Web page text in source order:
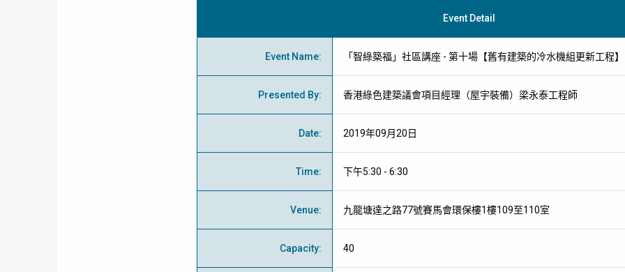
Event Detail
Event Name: 「智綠築福」社區講座 - 第十場【舊有建築的冷水機組更新工程】
Presented By: 香港綠色建築議會項目經理（屋宇裝備）梁永泰工程師
Date: 2019年09月20日
Time: 下午5:30 - 6:30
Venue: 九龍塘達之路77號賽馬會環保樓1樓109至110室
Capacity: 40